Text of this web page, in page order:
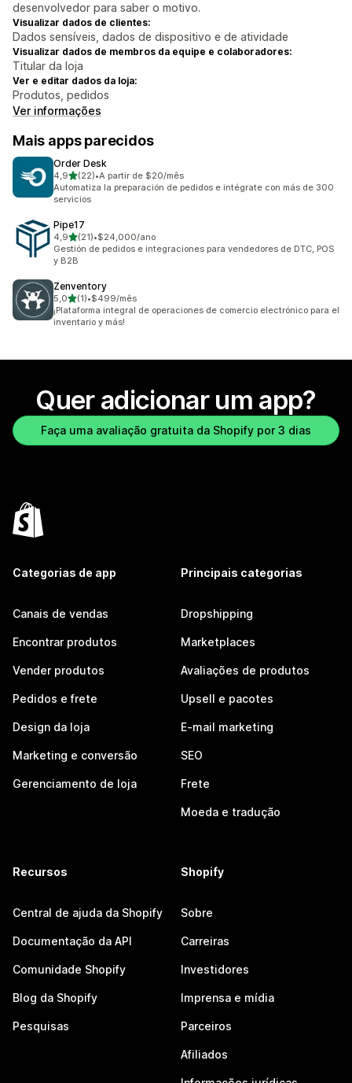
desenvolvedor para saber o motivo.
Visualizar dados de clientes:
Dados sensíveis, dados de dispositivo e de atividade
Visualizar dados de membros da equipe e colaboradores:
Titular da loja
Ver e editar dados da loja:
Produtos, pedidos
Ver informações
Mais apps parecidos
Order Desk
4,9de 5 estrelas
(22)
22 avaliações ao todo
•A partir de $20/mês
Automatiza la preparación de pedidos e intégrate con más de 300
servicios
Pipe17
4,9de 5 estrelas
(21)
21 avaliações ao todo
•$24,000/ano
Gestión de pedidos e integraciones para vendedores de DTC, POS
y B2B
Zenventory
5,0de 5 estrelas
(1)
1 avaliações ao todo
•$499/mês
¡Plataforma integral de operaciones de comercio electrónico para el
inventario y más!
Quer adicionar um app?
Faça uma avaliação gratuita da Shopify por 3 dias
Categorias de app
Canais de vendas
Encontrar produtos
Vender produtos
Pedidos e frete
Design da loja
Marketing e conversão
Gerenciamento de loja
Principais categorias
Dropshipping
Marketplaces
Avaliações de produtos
Upsell e pacotes
E-mail marketing
SEO
Frete
Moeda e tradução
Recursos
Central de ajuda da Shopify
Documentação da API
Comunidade Shopify
Blog da Shopify
Pesquisas
Shopify
Sobre
Carreiras
Investidores
Imprensa e mídia
Parceiros
Afiliados